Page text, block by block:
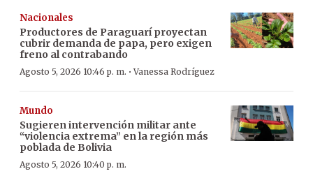
Nacionales
Productores de Paraguarí proyectan
cubrir demanda de papa, pero exigen
freno al contrabando
Agosto 5, 2026 10:46 p. m. ·Vanessa Rodríguez
Mundo
Sugieren intervención militar ante
“violencia extrema” en la región más
poblada de Bolivia
Agosto 5, 2026 10:40 p. m.